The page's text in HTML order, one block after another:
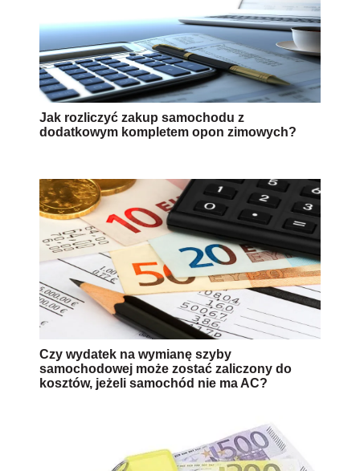
Jak rozliczyć zakup samochodu z
dodatkowym kompletem opon zimowych?
Czy wydatek na wymianę szyby
samochodowej może zostać zaliczony do
kosztów, jeżeli samochód nie ma AC?